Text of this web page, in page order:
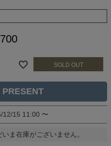
12/15 11:00 〜
ま在庫がございません。